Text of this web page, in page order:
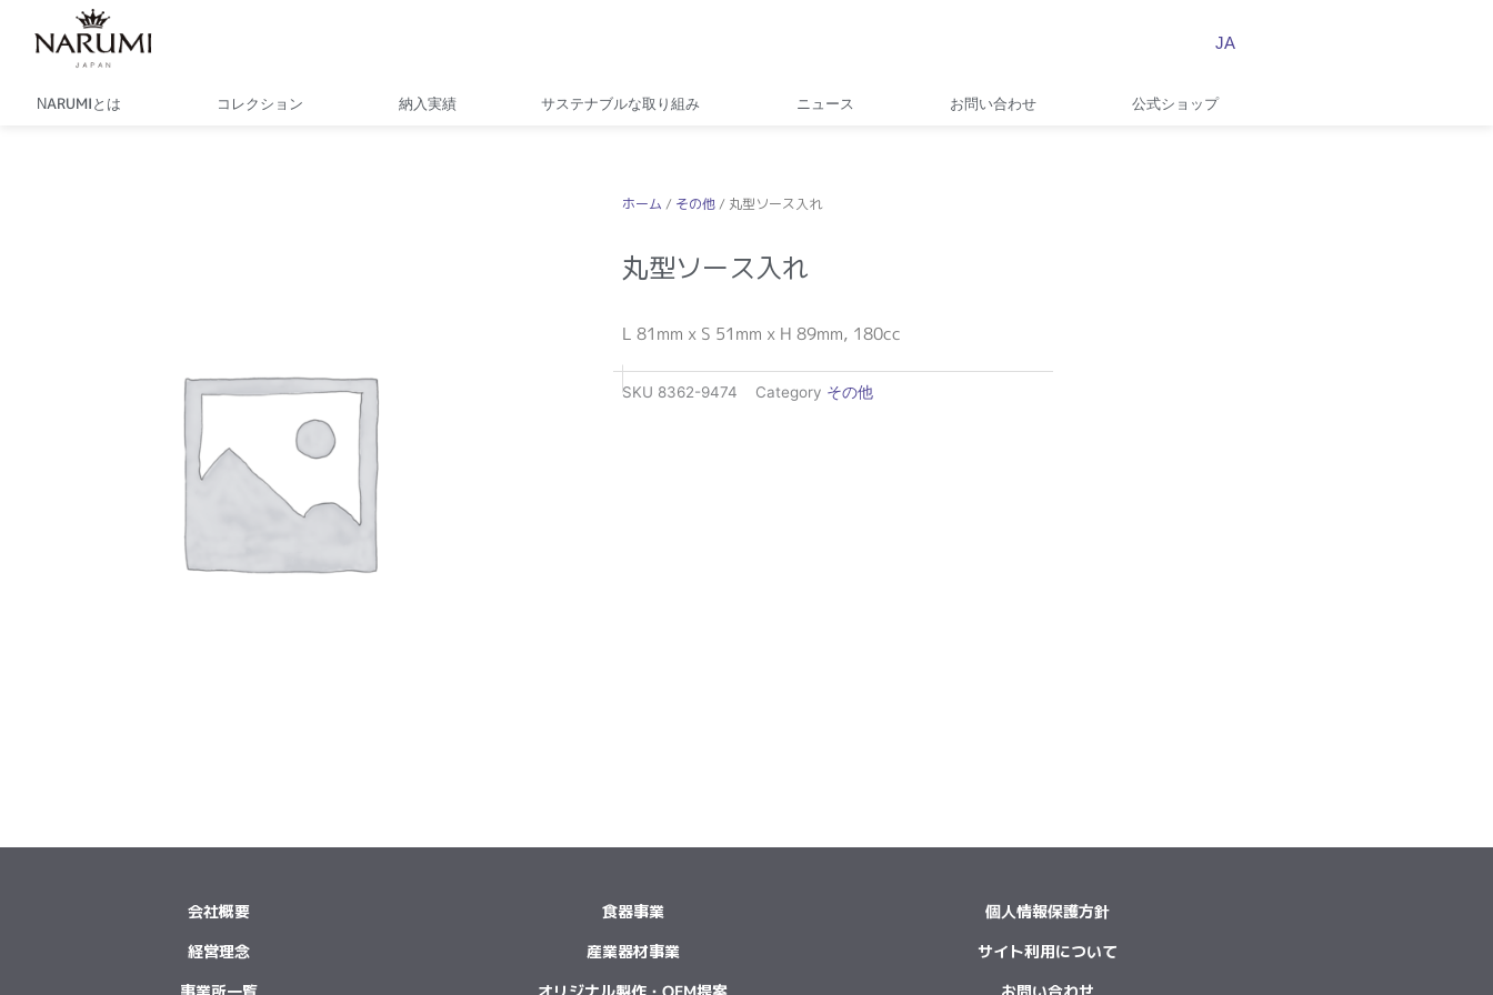
JA
NARUMIとは コレクション 納入実績 サステナブルな取り組み ニュース お問い合わせ 公式ショップ
ホーム / その他 / 丸型ソース入れ
丸型ソース入れ
L 81mm x S 51mm x H 89mm, 180cc
SKU 8362-9474 Category その他
会社概要
経営理念
事業所一覧
食器事業
産業器材事業
オリジナル製作・OEM提案
個人情報保護方針
サイト利用について
お問い合わせ